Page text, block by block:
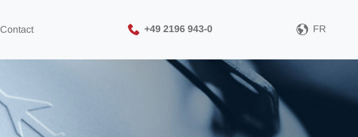
Contact +49 2196 943-0 FR
Veuillez sélectionner
votre format de fichier